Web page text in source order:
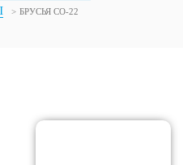
БРУСЬЯ СО-22